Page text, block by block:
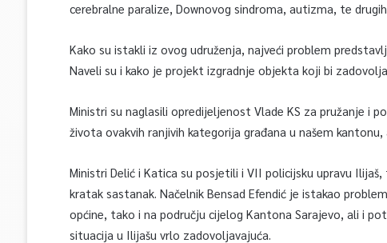
cerebralne paralize, Downovog sindroma, autizma, te
Kako su istakli iz ovog udruženja, najveći problem
Naveli su i kako je projekt izgradnje objekta koji bi
Ministri su naglasili opredijeljenost Vlade KS za pružanje i
života ovakvih ranjivih kategorija građana u našem
Ministri Delić i Katica su posjetili i VII policijsku upravu
kratak sastanak. Načelnik Bensad Efendić je istakao
općine, tako i na području cijelog Kantona Sarajevo, ali i
situacija u Ilijašu vrlo zadovoljavajuća.